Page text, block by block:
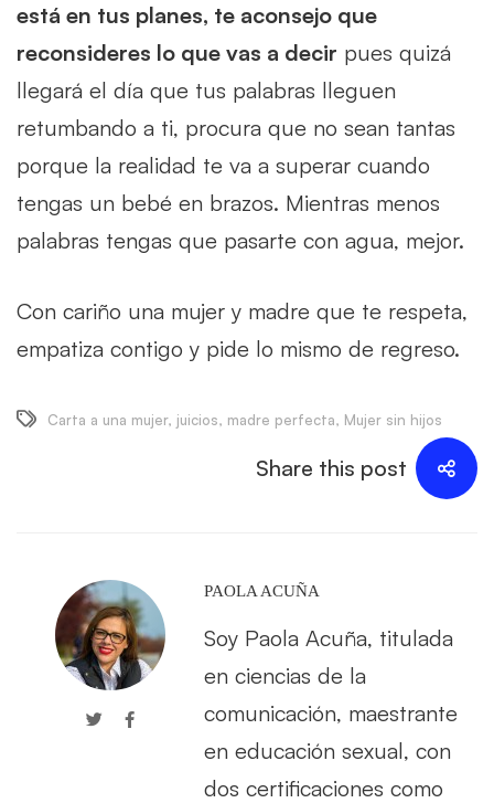
está en tus planes, te aconsejo que
reconsideres lo que vas a decir pues quizá
llegará el día que tus palabras lleguen
retumbando a ti, procura que no sean tantas
porque la realidad te va a superar cuando
tengas un bebé en brazos. Mientras menos
palabras tengas que pasarte con agua, mejor.
Con cariño una mujer y madre que te respeta,
empatiza contigo y pide lo mismo de regreso.
Carta a una mujer, juicios, madre perfecta, Mujer sin hijos
Share this post
PAOLA ACUÑA
Soy Paola Acuña, titulada
en ciencias de la
comunicación, maestrante
en educación sexual, con
dos certificaciones como